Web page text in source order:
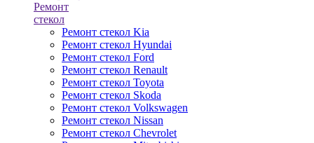
Ремонт
стекол
Ремонт стекол Kia
Ремонт стекол Hyundai
Ремонт стекол Ford
Ремонт стекол Renault
Ремонт стекол Toyota
Ремонт стекол Skoda
Ремонт стекол Volkswagen
Ремонт стекол Nissan
Ремонт стекол Chevrolet